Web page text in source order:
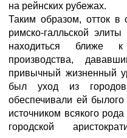
на рейнских рубежах.
Таким образом, отток в
римско-галльской
находиться ближе
производства,
привычный жизненный
был уход из
обеспечивали ей
источником всякого
городской